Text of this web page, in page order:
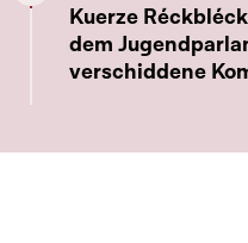
Aller à ce chapitre
Kuerze
dem
verschiddene